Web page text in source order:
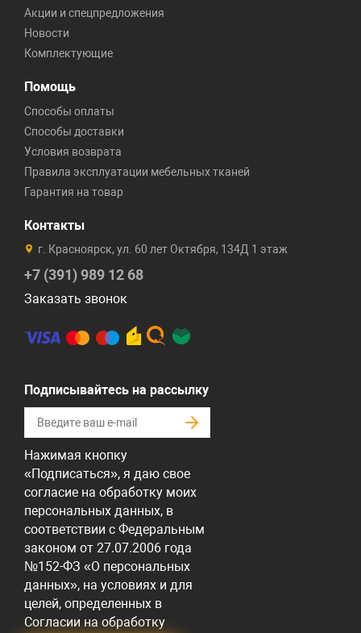
Акции и спецпредложения
Новости
Комплектующие
Помощь
Способы оплаты
Способы доставки
Условия возврата
Правила эксплуатации мебельных тканей
Гарантия на товар
Контакты
г. Красноярск, ул. 60 лет Октября, 134Д 1 этаж
+7 (391) 989 12 68
Заказать звонок
Подписывайтесь на рассылку
Нажимая кнопку
«Подписаться», я даю свое
согласие на обработку моих
персональных данных, в
соответствии с Федеральным
законом от 27.07.2006 года
№152-ФЗ «О персональных
данных», на условиях и для
целей, определенных в
Согласии на обработку